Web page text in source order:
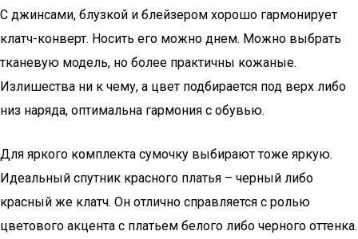
С джинсами, блузкой и блейзером хорошо гармонирует
клатч-конверт. Носить его можно днем. Можно выбрать
тканевую модель, но более практичны кожаные.
Излишества ни к чему, а цвет подбирается под верх либо
низ наряда, оптимальна гармония с обувью.
Для яркого комплекта сумочку выбирают тоже яркую.
Идеальный спутник красного платья – черный либо
красный же клатч. Он отлично справляется с ролью
цветового акцента с платьем белого либо черного оттенка.